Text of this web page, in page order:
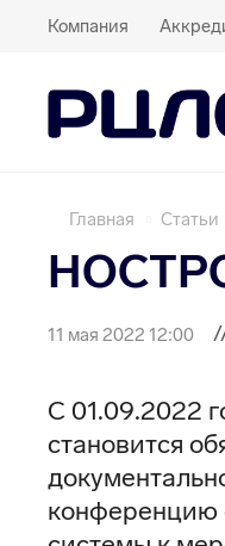
Компания
Главная Статьи
11 мая 2022 12:00
С 01.09.2022
становится
конференцию